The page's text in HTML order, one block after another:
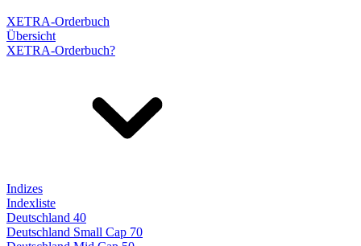
XETRA-Orderbuch
Übersicht
XETRA-Orderbuch?
Indizes
Indexliste
Deutschland 40
Deutschland Small Cap 70